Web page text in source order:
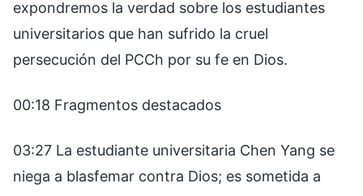
expondremos la verdad sobre los estudiantes
universitarios que han sufrido la cruel
persecución del PCCh por su fe en Dios.
00:18 Fragmentos destacados
03:27 La estudiante universitaria Chen Yang se
niega a blasfemar contra Dios; es sometida a